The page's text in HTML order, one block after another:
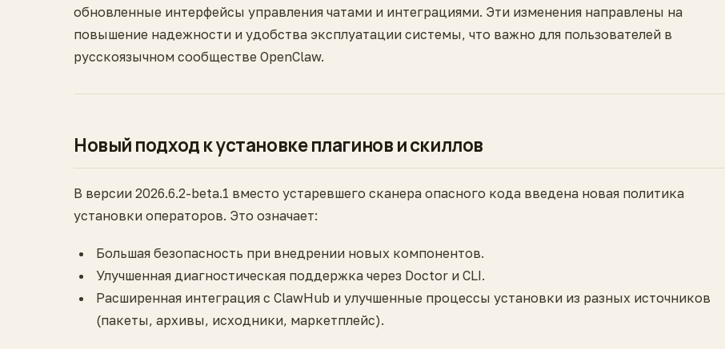
обновленные интерфейсы управления чатами и интеграциями. Эти изменения направлены на
повышение надежности и удобства эксплуатации системы, что важно для пользователей в
русскоязычном сообществе OpenClaw.
Новый подход к установке плагинов и скиллов
В версии 2026.6.2-beta.1 вместо устаревшего сканера опасного кода введена новая политика
установки операторов. Это означает:
Большая безопасность при внедрении новых компонентов.
Улучшенная диагностическая поддержка через Doctor и CLI.
Расширенная интеграция с ClawHub и улучшенные процессы установки из разных источников
(пакеты, архивы, исходники, маркетплейс).